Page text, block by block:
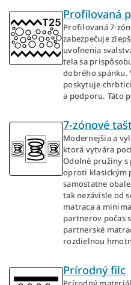
Profilovaná
Profilovaná 7-
zabezpečuje
uvoľnenia
tela sa
dobrého spánku.
poskytuje
a podporu. Táto
7-zónové
Modernejšia a
ktorá vytvára
Odolné pružiny
oproti klasickým
samostatne
tak nezávisle od
matraca a
partnerov počas
partnerské
rozdielnou
Prírodný filc